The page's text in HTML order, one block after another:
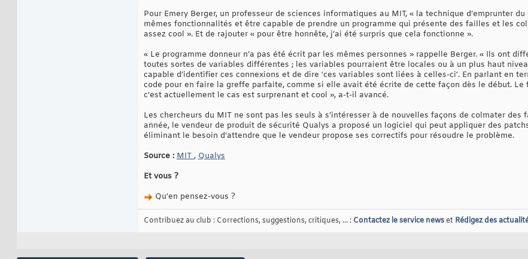
Pour Emery Berger, un professeur de sciences informatiques au MIT, « la technique d’emprunter
mêmes fonctionnalités et être capable de prendre un programme qui présente des failles et les
assez cool ». Et de rajouter « pour être honnête, j’ai été surpris que cela fonctionne ».
« Le programme donneur n’a pas été écrit par les mêmes personnes » rappelle Berger. « Ils ont
toutes sortes de variables différentes ; les variables pourraient être locales ou à un plus haut
capable d’identifier ces connexions et de dire ‘ces variables sont liées à celles-ci‘. En parlant en
code pour en faire la greffe parfaite, comme si elle avait été écrite de cette façon dès le début.
c’est actuellement le cas est surprenant et cool », a-t-il avancé.
Les chercheurs du MIT ne sont pas les seuls à s’intéresser à de nouvelles façons de colmater
année, le vendeur de produit de sécurité Qualys a proposé un logiciel qui peut appliquer des
éliminant le besoin d’attendre que le vendeur propose ses correctifs pour résoudre le problème.
Source : MIT , Qualys
Et vous ?
Qu'en pensez-vous ?
Contribuez au club : Corrections, suggestions, critiques, ... : Contactez le service newset Rédigez des